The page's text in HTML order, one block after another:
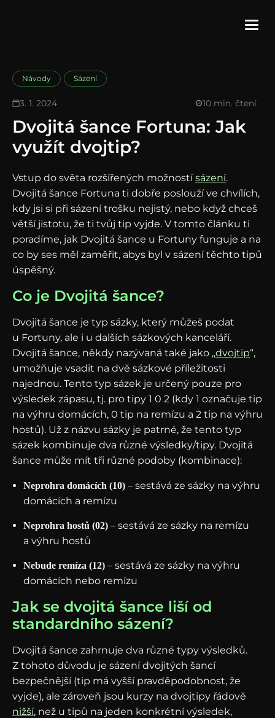
Návody Sázení
3. 1. 2024 10 min. čtení
Dvojitá šance Fortuna: Jak
využít dvojtip?
Vstup do světa rozšířených možnostísázení.
Dvojitá šance Fortuna ti dobře poslouží ve chvílích,
kdy jsi si při sázení trošku nejistý, nebo když chceš
větší jistotu, že ti tvůj tip vyjde. V tomto článku ti
poradíme, jak Dvojitá šance u Fortuny funguje a na
co by ses měl zaměřit, abys byl v sázení těchto tipů
úspěšný.
Co je Dvojitá šance?
Dvojitá šance je typ sázky, který můžeš podat
u Fortuny, ale i u dalších sázkových kanceláří.
Dvojitá šance, někdy nazývaná také jako „dvojtip“,
umožňuje vsadit na dvě sázkové příležitosti
najednou. Tento typ sázek je určený pouze pro
výsledek zápasu, tj. pro tipy 1 0 2 (kdy 1 označuje tip
na výhru domácích, 0 tip na remízu a 2 tip na výhru
hostů). Už z názvu sázky je patrné, že tento typ
sázek kombinuje dva různé výsledky/tipy. Dvojitá
šance může mít tři různé podoby (kombinace):
Neprohra domácích (10) – sestává ze sázky na výhru
domácích a remízu
Neprohra hostů (02) – sestává ze sázky na remízu
a výhru hostů
Nebude remíza (12) – sestává ze sázky na výhru
domácích nebo remízu
Jak se dvojitá šance liší od
standardního sázení?
Dvojitá šance zahrnuje dva různé typy výsledků.
Z tohoto důvodu je sázení dvojitých šancí
bezpečnější (tip má vyšší pravděpodobnost, že
vyjde), ale zároveň jsou kurzy na dvojtipy řádově
nižší, než u tipů na jeden konkrétní výsledek,